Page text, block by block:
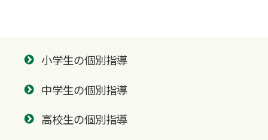
小学生の個別指導
中学生の個別指導
高校生の個別指導